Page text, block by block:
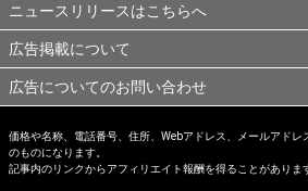
ニュースリリースはこちらへ
広告掲載について
広告についてのお問い合わせ
価格や名称、電話番号、住所、Webアドレス、メールアドレ
のものになります。
記事内のリンクからアフィリエイト報酬を得ることがありま